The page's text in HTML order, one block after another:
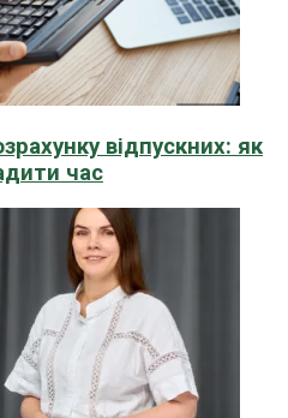
відпускних: як
час